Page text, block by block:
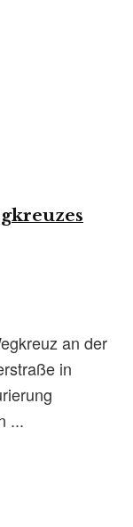
an der
in
...